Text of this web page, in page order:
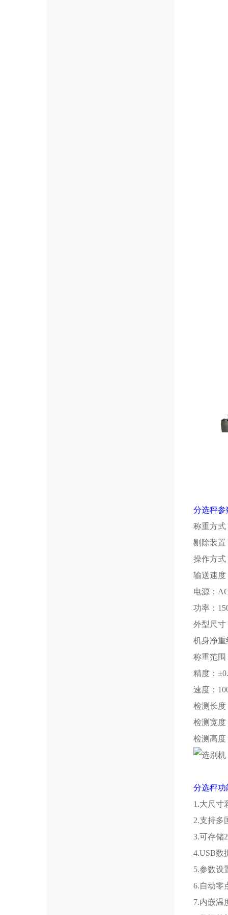
分选秤参
称重方式
剔除装置
操作方式
输送速度
电源：
功率：
外型尺寸
机身净重
称重范围
精度：
速度：
检测长度
检测宽度
检测高度
分选秤功
1.大尺寸
2.支持多
3.可存储
4.USB数
5.参数设
6.自动零
7.内嵌温